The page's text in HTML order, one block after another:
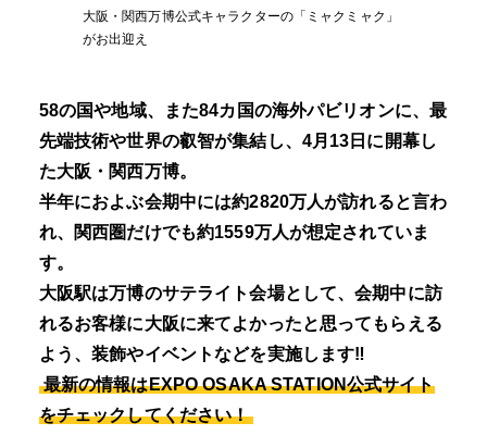
大阪・関西万博公式キャラクターの「ミャクミャク」
がお出迎え
58の国や地域、また84カ国の海外パビリオンに、最
先端技術や世界の叡智が集結し、4月13日に開幕し
た大阪・関西万博。
半年におよぶ会期中には約2820万人が訪れると言わ
れ、関西圏だけでも約1559万人が想定されていま
す。
大阪駅は万博のサテライト会場として、会期中に訪
れるお客様に大阪に来てよかったと思ってもらえる
よう、装飾やイベントなどを実施します‼
最新の情報はEXPO OSAKA STATION公式サイト
をチェックしてください！